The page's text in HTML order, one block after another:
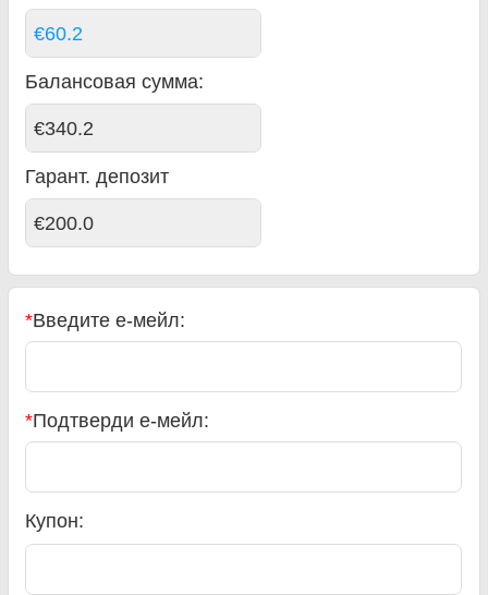
€60.2
Балансовая сумма:
€340.2
Гарант. депозит
€200.0
*Введите е-мейл:
*Подтверди е-мейл:
Купон: